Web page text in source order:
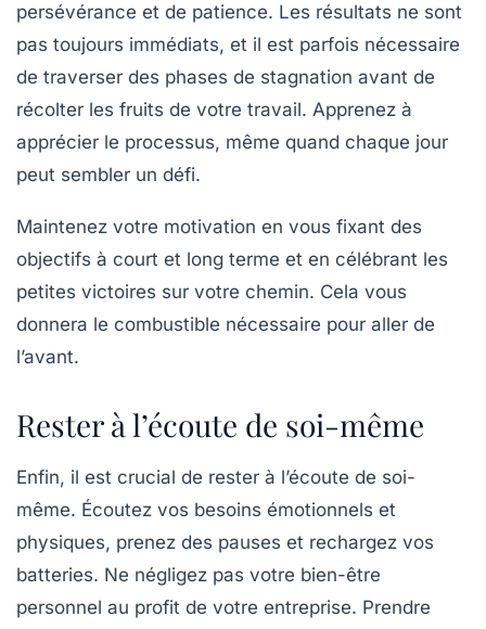
persévérance et de patience. Les résultats ne sont
pas toujours immédiats, et il est parfois nécessaire
de traverser des phases de stagnation avant de
récolter les fruits de votre travail. Apprenez à
apprécier le processus, même quand chaque jour
peut sembler un défi.
Maintenez votre motivation en vous fixant des
objectifs à court et long terme et en célébrant les
petites victoires sur votre chemin. Cela vous
donnera le combustible nécessaire pour aller de
l’avant.
Rester à l’écoute de soi-même
Enfin, il est crucial de rester à l’écoute de soi-
même. Écoutez vos besoins émotionnels et
physiques, prenez des pauses et rechargez vos
batteries. Ne négligez pas votre bien-être
personnel au profit de votre entreprise. Prendre